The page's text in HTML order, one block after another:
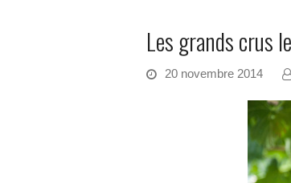
Les grands crus
20 novembre 2014